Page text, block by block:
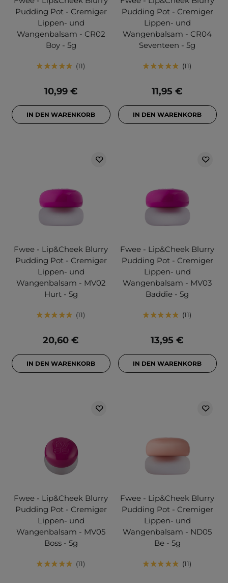
Pudding Pot - Cremiger
Lippen- und
Wangenbalsam - CR02
Boy - 5g
11
10,99 €
IN DEN WARENKORB
Pudding Pot - Cremiger
Lippen- und
Wangenbalsam - CR04
Seventeen - 5g
11
11,95 €
IN DEN WARENKORB
Fwee - Lip&Cheek Blurry
Pudding Pot - Cremiger
Lippen- und
Wangenbalsam - MV02
Hurt - 5g
11
20,60 €
IN DEN WARENKORB
Fwee - Lip&Cheek Blurry
Pudding Pot - Cremiger
Lippen- und
Wangenbalsam - MV03
Baddie - 5g
11
13,95 €
IN DEN WARENKORB
Fwee - Lip&Cheek Blurry
Pudding Pot - Cremiger
Lippen- und
Wangenbalsam - MV05
Boss - 5g
11
Fwee - Lip&Cheek Blurry
Pudding Pot - Cremiger
Lippen- und
Wangenbalsam - ND05
Be - 5g
11